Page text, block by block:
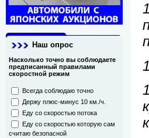
Наш опрос
Насколько точно вы соблюдаете
предписанный правилами
скоростной режим
Всегда соблюдаю точно
Держу плюс-минус 10 км./ч.
Еду со скоростью потока
Еду со скоростью которую сам
считаю безопасной